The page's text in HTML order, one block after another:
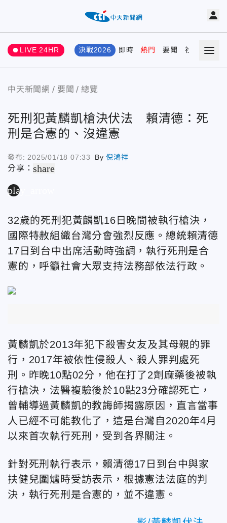
LIVE 24HR 決戰2026 即時 熱門 要聞 社會 娛樂
中天新聞網 要聞 總覽
死刑犯黃麟凱槍決伏法 賴清德：死
刑是合憲的、沒違憲
發布: 2025/01/18 07:33 By倪鴻祥
分享：share
play_arrow
32歲的死刑犯黃麟凱16日晚間被執行槍決，
國際特赦組織台灣分會強烈反應。總統賴清德
17日到台中出席活動時強調，執行死刑是合
憲的，呼籲社會大眾支持法務部依法行政。
黃麟凱於2013年犯下殺害女友及其母親的罪
行，2017年被依性侵殺人、殺人罪判處死
刑。昨晚10點02分，他在打了2劑麻藥後被執
行槍決，法醫複驗後於10點23分確認死亡，
曾輔導過黃麟凱的教誨師揭露原因，直言當事
人已經不可能教化了，這是台灣自2020年4月
以來首次執行死刑，受到各界關注。
針對死刑執行表示，賴清德17日到台中與家
扶健兒圍爐時受訪表示，根據憲法法庭的判
決，執行死刑是合憲的，並不違憲。